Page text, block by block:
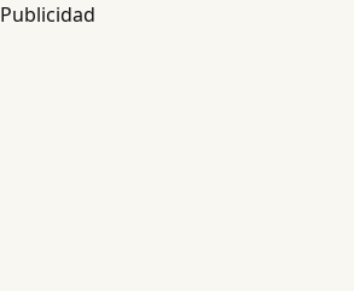
Publicidad